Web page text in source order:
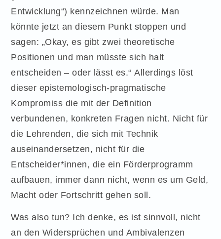
Entwicklung“) kennzeichnen würde. Man
könnte jetzt an diesem Punkt stoppen und
sagen: „Okay, es gibt zwei theoretische
Positionen und man müsste sich halt
entscheiden – oder lässt es.“ Allerdings löst
dieser epistemologisch-pragmatische
Kompromiss die mit der Definition
verbundenen, konkreten Fragen nicht. Nicht für
die Lehrenden, die sich mit Technik
auseinandersetzen, nicht für die
Entscheider*innen, die ein Förderprogramm
aufbauen, immer dann nicht, wenn es um Geld,
Macht oder Fortschritt gehen soll.
Was also tun? Ich denke, es ist sinnvoll, nicht
an den Widersprüchen und Ambivalenzen